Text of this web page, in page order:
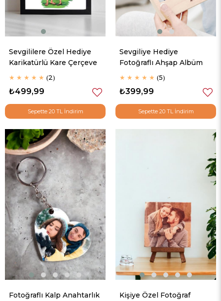
Sevgililere Özel Hediye
Karikatürlü Kare Çerçeve
★ ★ ★ ★ ★ 2
₺499,99
Sepette 20 TL İndirim
Sevgiliye Hediye
Fotoğraflı Ahşap Albüm
★ ★ ★ ★ ★ 5
₺399,99
Sepette 20 TL İndirim
Fotoğraflı Kalp Anahtarlık
Kişiye Özel Fotoğraf